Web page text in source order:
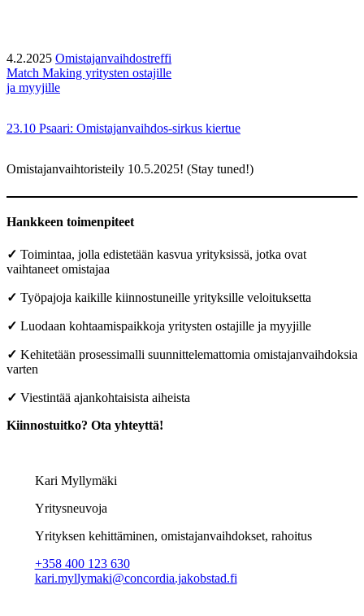
4.2.2025 Omistajanvaihdostreffi
Match Making yritysten ostajille
ja myyjille
23.10 Psaari: Omistajanvaihdos-sirkus kiertue
Omistajanvaihtoristeily 10.5.2025! (Stay tuned!)
Hankkeen toimenpiteet
✓ Toimintaa, jolla edistetään kasvua yrityksissä, jotka ovat
vaihtaneet omistajaa
✓ Työpajoja kaikille kiinnostuneille yrityksille veloituksetta
✓ Luodaan kohtaamispaikkoja yritysten ostajille ja myyjille
✓ Kehitetään prosessimalli suunnittelemattomia omistajanvaihdoksia
varten
✓ Viestintää ajankohtaisista aiheista
Kiinnostuitko? Ota yhteyttä!
Kari Myllymäki
Yritysneuvoja
Yrityksen kehittäminen, omistajanvaihdokset, rahoitus
+358 400 123 630
kari.myllymaki@concordia.jakobstad.fi